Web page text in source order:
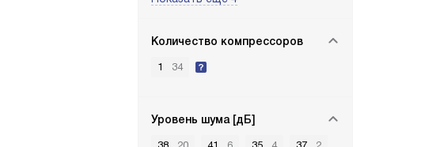
Количество компрессоров
1 34
Уровень шума [дБ]